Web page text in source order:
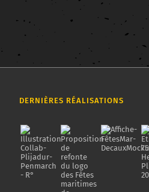
DERNIÈRES RÉALISATIONS